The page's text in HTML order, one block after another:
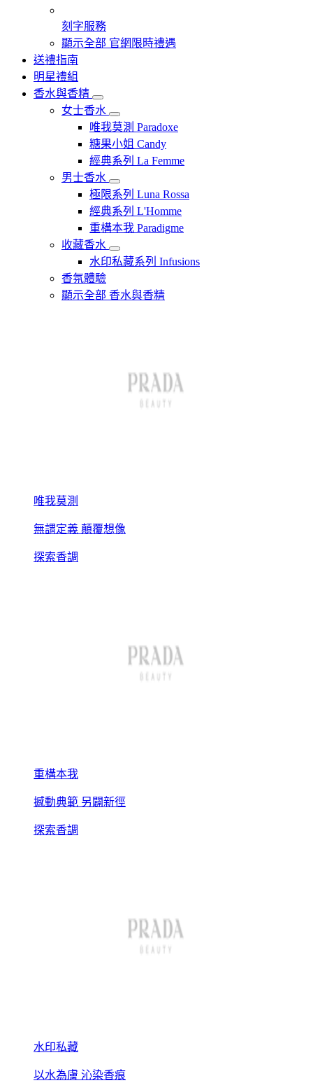
刻字服務
顯示全部 官網限時禮遇
送禮指南
明星禮組
香水與香精
女士香水
唯我莫測 Paradoxe
糖果小姐 Candy
經典系列 La Femme
男士香水
極限系列 Luna Rossa
經典系列 L'Homme
重構本我 Paradigme
收藏香水
水印私藏系列 Infusions
香氛體驗
顯示全部 香水與香精
唯我莫測
無謂定義 顛覆想像
探索香調
重構本我
撼動典範 另闢新徑
探索香調
水印私藏
以水為膚 沁染香痕